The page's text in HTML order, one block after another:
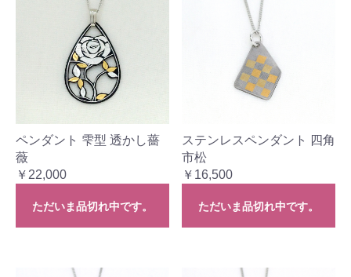
ペンダント 雫型 透かし薔
薇
￥22,000
ただいま品切れ中です。
ステンレスペンダント 四角
市松
￥16,500
ただいま品切れ中です。